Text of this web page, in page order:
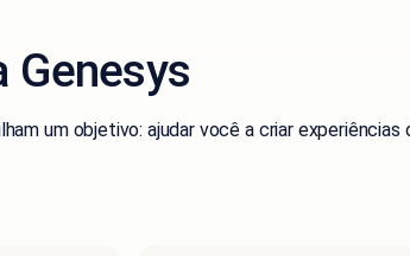
Genesys
um objetivo: ajudar você a criar